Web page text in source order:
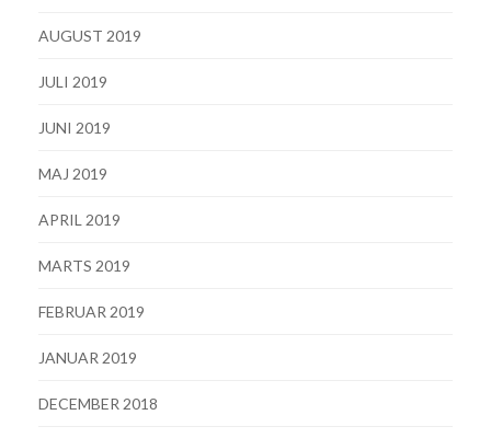
AUGUST 2019
JULI 2019
JUNI 2019
MAJ 2019
APRIL 2019
MARTS 2019
FEBRUAR 2019
JANUAR 2019
DECEMBER 2018